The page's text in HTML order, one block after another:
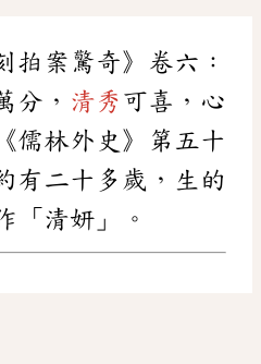
拍案驚奇》卷六：
分， 清秀 可喜，心
儒林外史》第五十
有二十多歲，生的
「清妍」。